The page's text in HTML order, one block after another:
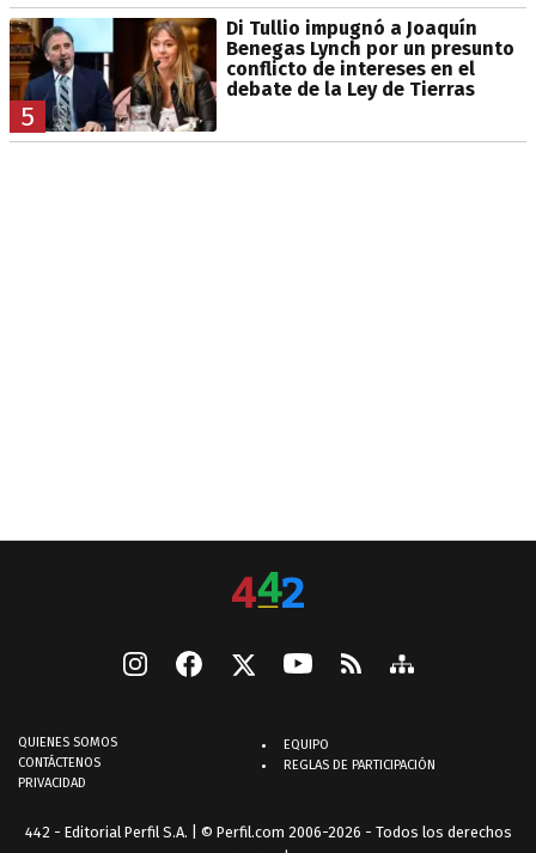
5
Di Tullio impugnó a Joaquín
Benegas Lynch por un presunto
conflicto de intereses en el
debate de la Ley de Tierras
QUIENES SOMOS
CONTÁCTENOS
PRIVACIDAD
EQUIPO
REGLAS DE PARTICIPACIÓN
442 - Editorial Perfil S.A. | © Perfil.com 2006-2026 - Todos los derechos